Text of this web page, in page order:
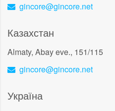
gincore@gincore.net
Казахстан
Almaty, Abay eve., 151/115
gincore@gincore.net
Україна